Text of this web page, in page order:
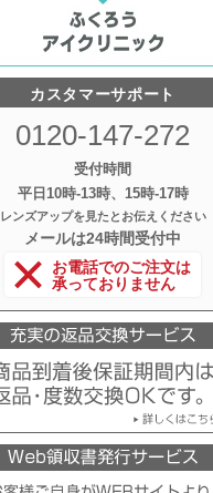
カスタマーサポート
0120-147-272
受付時間
平日10時‐13時、15時‐17時
レンズアップを見たとお伝えください
メールは24時間受付中
お電話でのご注文は
承っておりません